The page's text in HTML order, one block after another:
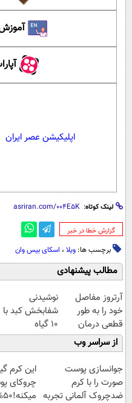
اپلیکیشن عصر ایران
لینک کوتاه:
‌گزارش خطا در خبر
برچسب ها: ویلا ، اسکای بیس وان
مطالب پیشنهادی
آرتروز مفاصل
خود را به طور
قطعی درمان
کنید!
◗پرسش‌نامه◖
نوشیدنی
شفابخش کبد با
10 گیاه
موثر(تخفیف تا
امشب)
از سراسر وب
جوانسازی پوست
صورت را با کرم
ضدچروک آلمانی تجربه
این کرم
چروکای
میکنه!50%تخفیف